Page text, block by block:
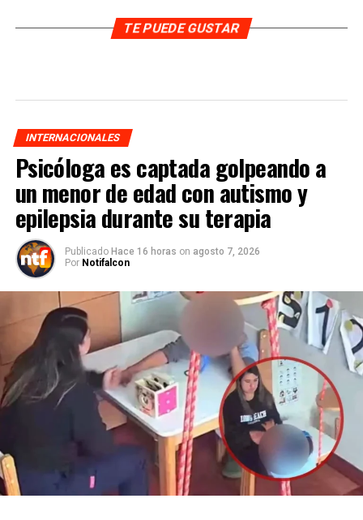
TE PUEDE GUSTAR
INTERNACIONALES
Psicóloga es captada golpeando a
un menor de edad con autismo y
epilepsia durante su terapia
Publicado Hace 16 horas on agosto 7, 2026
Por Notifalcon